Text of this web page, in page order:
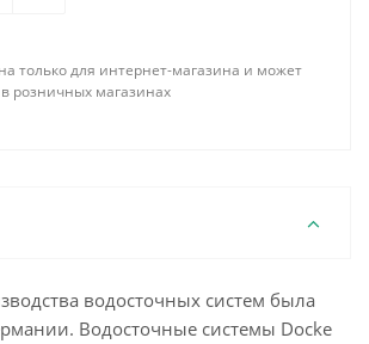
только для интернет-магазина и может
розничных магазинах
водосточных систем была
Водосточные системы Docke